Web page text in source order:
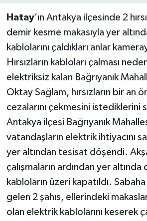
Hatay’ın Antakya ilçesinde 2
demir kesme makasıyla yer
kablolarını çaldıkları anlar
Hırsızların kabloları çalması
elektriksiz kalan Bağrıyanık
Oktay Sağlam, hırsızların bir an
cezalarını çekmesini istediklerini
Antakya ilçesi Bağrıyanık
vatandaşların elektrik ihtiyacını
yer altından tesisat döşendi.
çalışmaların ardından yer altında
kabloların üzeri kapatıldı.
gelen 2 şahıs, ellerindeki
olan elektrik kablolarını keserek